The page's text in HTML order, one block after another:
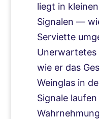
liegt in
Signalen —
Serviette
Unerwartetes
wie er das
Weinglas in
Signale